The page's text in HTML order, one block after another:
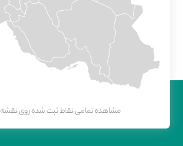
مشاهده تمامی نقاط ثبت شده روی نقشه